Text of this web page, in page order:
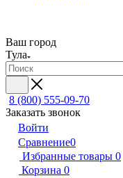
Ваш город
Тула
8 (800) 555-09-70
Заказать звонок
Войти
Сравнение0
Избранные товары 0
Корзина 0